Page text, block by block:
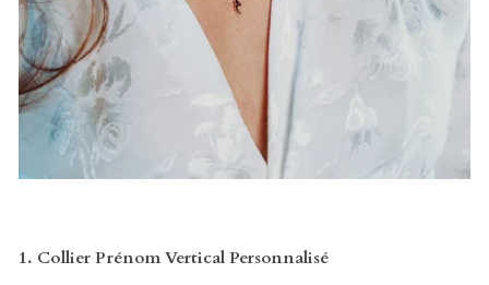
1. Collier Prénom Vertical Personnalisé